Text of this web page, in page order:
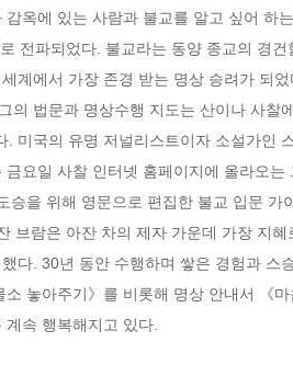
옥에 있는 사람과 불교를 알고 싶어 하
전파되었다. 불교라는 동양 종교의 경
계에서 가장 존경 받는 명상 승려가 되
의 법문과 명상수행 지도는 산이나 사찰
미국의 유명 저널리스트이자 소설가인
요일 사찰 인터넷 홈페이지에 올라오
을 위해 영문으로 편집한 불교 입문 가
브람은 아잔 차의 제자 가운데 가장 지
다. 30년 동안 수행하며 쌓은 경험과 스
놓아주기》를 비롯해 명상 안내서 《
속 행복해지고 있다.